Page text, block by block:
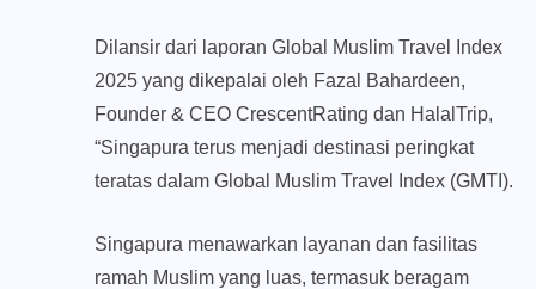
Dilansir dari laporan Global Muslim Travel Index
2025 yang dikepalai oleh Fazal Bahardeen,
Founder & CEO CrescentRating dan HalalTrip,
“Singapura terus menjadi destinasi peringkat
teratas dalam Global Muslim Travel Index (GMTI).
Singapura menawarkan layanan dan fasilitas
ramah Muslim yang luas, termasuk beragam